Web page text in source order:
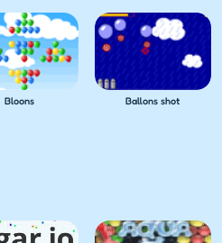
Bloons Ballons shot